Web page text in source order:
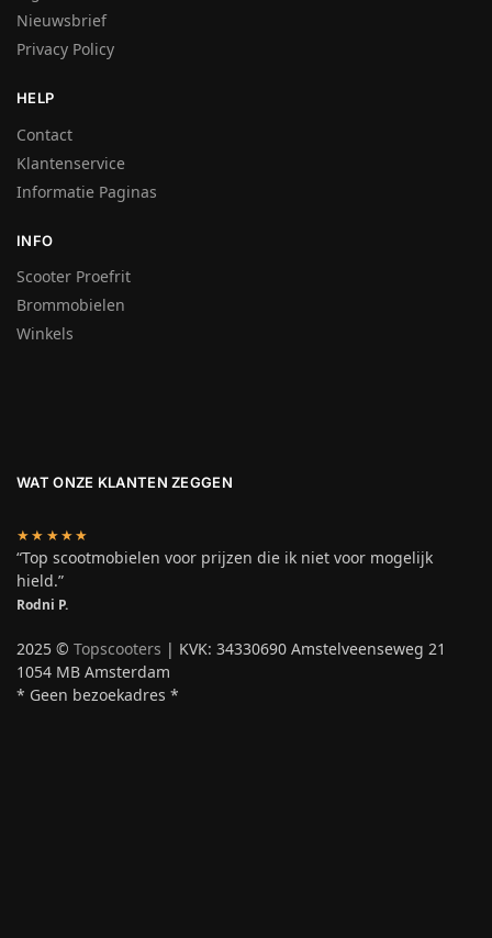
Nieuwsbrief
Privacy Policy
HELP
Contact
Klantenservice
Informatie Paginas
INFO
Scooter Proefrit
Brommobielen
Winkels
WAT ONZE KLANTEN ZEGGEN
★★★★★
“Top scootmobielen voor prijzen die ik niet voor mogelijk
hield.”
Rodni P.
2025 © Topscooters | KVK: 34330690 Amstelveenseweg 21
1054 MB Amsterdam
* Geen bezoekadres *